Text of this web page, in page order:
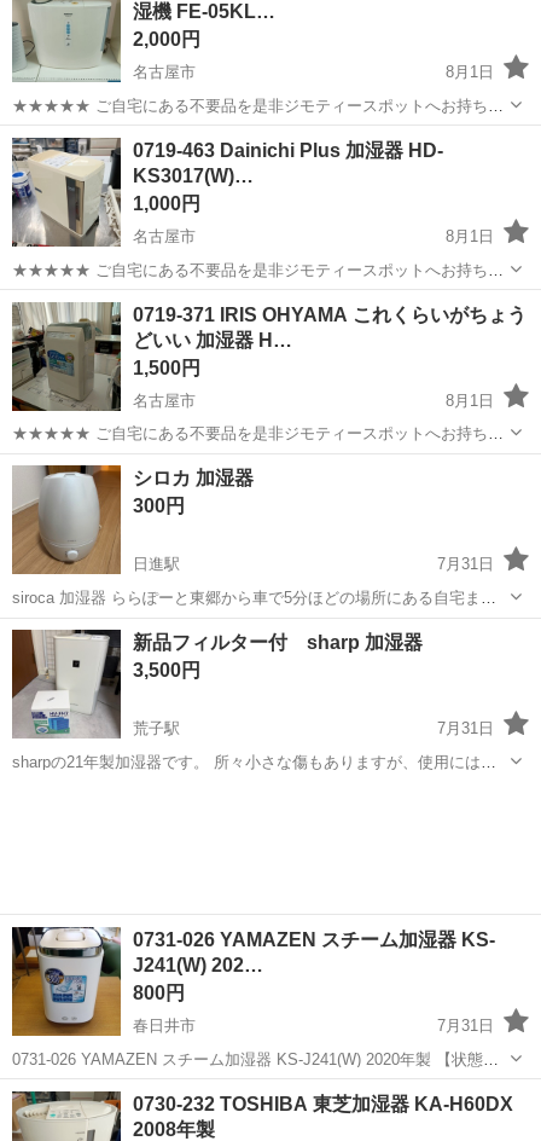
場でのミニバン・SUV...湿機 FE-05KL…
2,000円
名古屋市
8月1日
★★★★★ ご自宅にある不要品を是非ジモティースポットへお持ち込
みしませんか？ 家電、趣味・スポーツ・レジャー用品、こども用品、
衣料服飾品、生活雑貨、家具、本、CD・DVDなどが無料でまとめて持
ち込めます！ ※詳細はこ...
愛知 名古屋市 National
0719-463 Dainichi Plus 加湿器 HD-
KS3017(W)…
1,000円
名古屋市
8月1日
★★★★★ ご自宅にある不要品を是非ジモティースポットへお持ち込
みしませんか？ 家電、趣味・スポーツ・レジャー用品、こども用品、
衣料服飾品、生活雑貨、家具、本、CD・DVDなどが無料でまとめて持
ち込めます！ ※詳細はこ...
愛知 名古屋市
0719-371 IRIS OHYAMA これくらいがちょう
どいい 加湿器 H…
1,500円
名古屋市
8月1日
★★★★★ ご自宅にある不要品を是非ジモティースポットへお持ち込
みしませんか？ 家電、趣味・スポーツ・レジャー用品、こども用品、
衣料服飾品、生活雑貨、家具、本、CD・DVDなどが無料でまとめて持
ち込めます！ ※詳細はこ...
愛知 名古屋市 季節、空調家電
シロカ 加湿器
300円
日進駅
7月31日
siroca 加湿器 ららぽーと東郷から車で5分ほどの場所にある自宅まで
取りに来てくださる方にお譲りします 希望の時間帯とともにメッセー
ジください
愛知 愛知郡 日進駅 季節、空調家電 ららぽーと
新品フィルター付 sharp 加湿器
3,500円
荒子駅
7月31日
sharpの21年製加湿器です。 所々小さな傷もありますが、使用には問
0731-026 YAMAZEN スチーム加湿器 KS-
J241(W) 202…
800円
春日井市
7月31日
0731-026 YAMAZEN スチーム加湿器 KS-J241(W) 2020年製 【状態】
・使用に伴う多少のスレ、キズ、落としきれない汚れなどございます
・詳細は現地でご確認ください ・お値引きは出来か...
愛知 春日井市 YAMAZEN
0730-232 TOSHIBA 東芝加湿器 KA-H60DX
2008年製